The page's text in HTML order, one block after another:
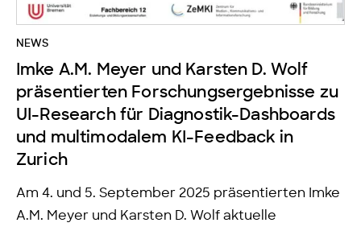
NEWS
Imke A.M. Meyer und Karsten D. Wolf
präsentierten Forschungsergebnisse zu
UI-Research für Diagnostik-Dashboards
und multimodalem KI-Feedback in
Zurich
Am 4. und 5. September 2025 präsentierten Imke
A.M. Meyer und Karsten D. Wolf aktuelle